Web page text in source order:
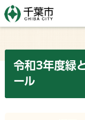
令和3年度緑
ール